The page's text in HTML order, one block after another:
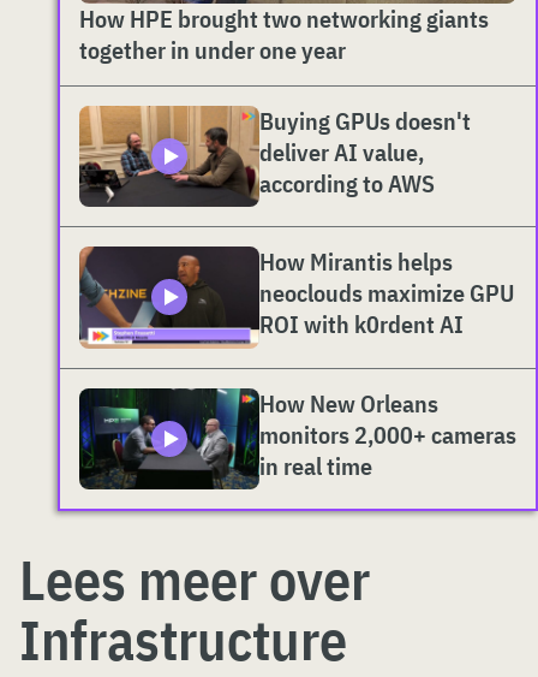
How HPE brought two networking giants
together in under one year
Buying GPUs doesn't
deliver AI value,
according to AWS
How Mirantis helps
neoclouds maximize GPU
ROI with k0rdent AI
How New Orleans
monitors 2,000+ cameras
in real time
Lees meer over
Infrastructure